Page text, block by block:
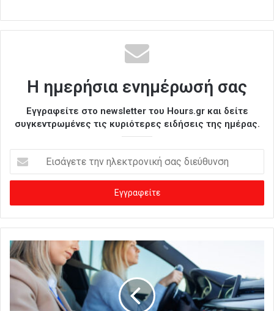
Η ημερήσια ενημέρωσή σας
Εγγραφείτε στο newsletter του Hours.gr και δείτε
συγκεντρωμένες τις κυριότερες ειδήσεις της ημέρας.
σ
γ
ε
ε
τ
η